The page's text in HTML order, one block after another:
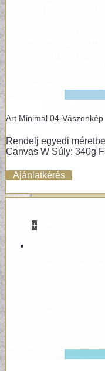
+
Art Minimal 04-Vászonkép
Rendelj egyedi
Canvas W Súly: 340g
Ajánlatkérés